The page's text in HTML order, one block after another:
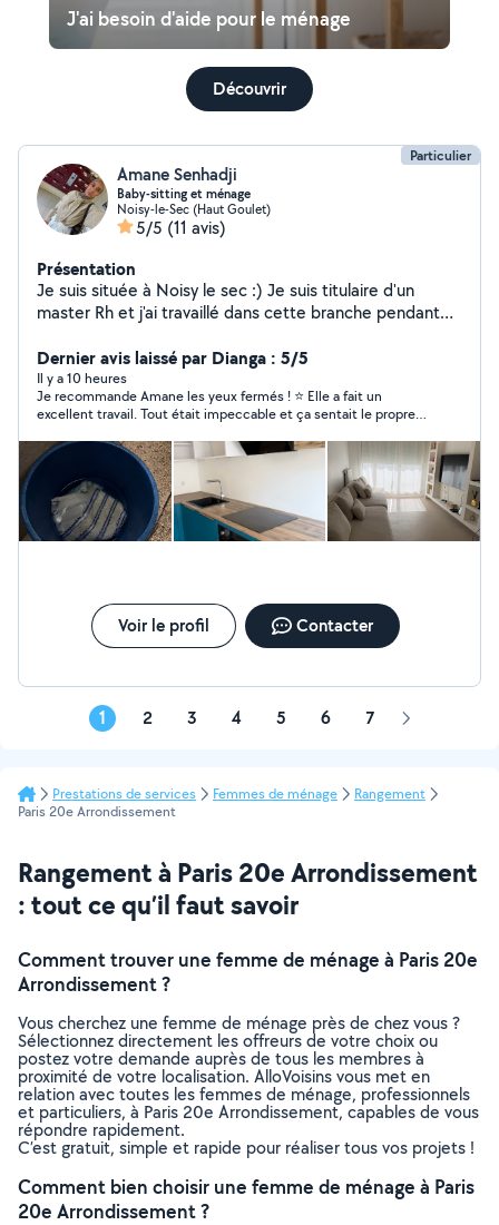
J'ai besoin d'aide pour le ménage
Découvrir
Particulier
Amane Senhadji
Baby-sitting et ménage
Noisy-le-Sec (Haut Goulet)
5/5 (11 avis)
Présentation
Je suis située à Noisy le sec :) Je suis titulaire d'un
master Rh et j'ai travaillé dans cette branche pendant
professionnelle. Je vous propose donc des prestations
de ménage et de garde d'enfants, réalisées avec
sérieux, bienveillance et professionnalisme. Mon objectif
est de vous simplifier le quotidien en vous offrant un
service de qualité, adapté à vos besoins.
Dernier avis laissé par Dianga : 5/5
Il y a 10 heures
Je recommande Amane les yeux fermés ! ⭐️ Elle a fait un
excellent travail. Tout était impeccable et ça sentait le propre
venue avec tout son matériel et a été très sérieuse du début à
la fin. Je suis vraiment satisfaite de sa prestation et je
n’hésiterai pas à refaire appel à elle. Merci encore ! 😊
Voir le profil Contacter
1 2 3 4 5 6 7 Page
Prestations de services Femmes de ménage
Rangement
Paris 20e Arrondissement
Rangement à Paris 20e Arrondissement
: tout ce qu’il faut savoir
Comment trouver une femme de ménage à Paris 20e
Arrondissement ?
Vous cherchez une femme de ménage près de chez vous ?
Sélectionnez directement les offreurs de votre choix ou
postez votre demande auprès de tous les membres à
proximité de votre localisation. AlloVoisins vous met en
relation avec toutes les femmes de ménage, professionnels
et particuliers, à Paris 20e Arrondissement, capables de vous
répondre rapidement.
C’est gratuit, simple et rapide pour réaliser tous vos projets !
Comment bien choisir une femme de ménage à Paris
20e Arrondissement ?